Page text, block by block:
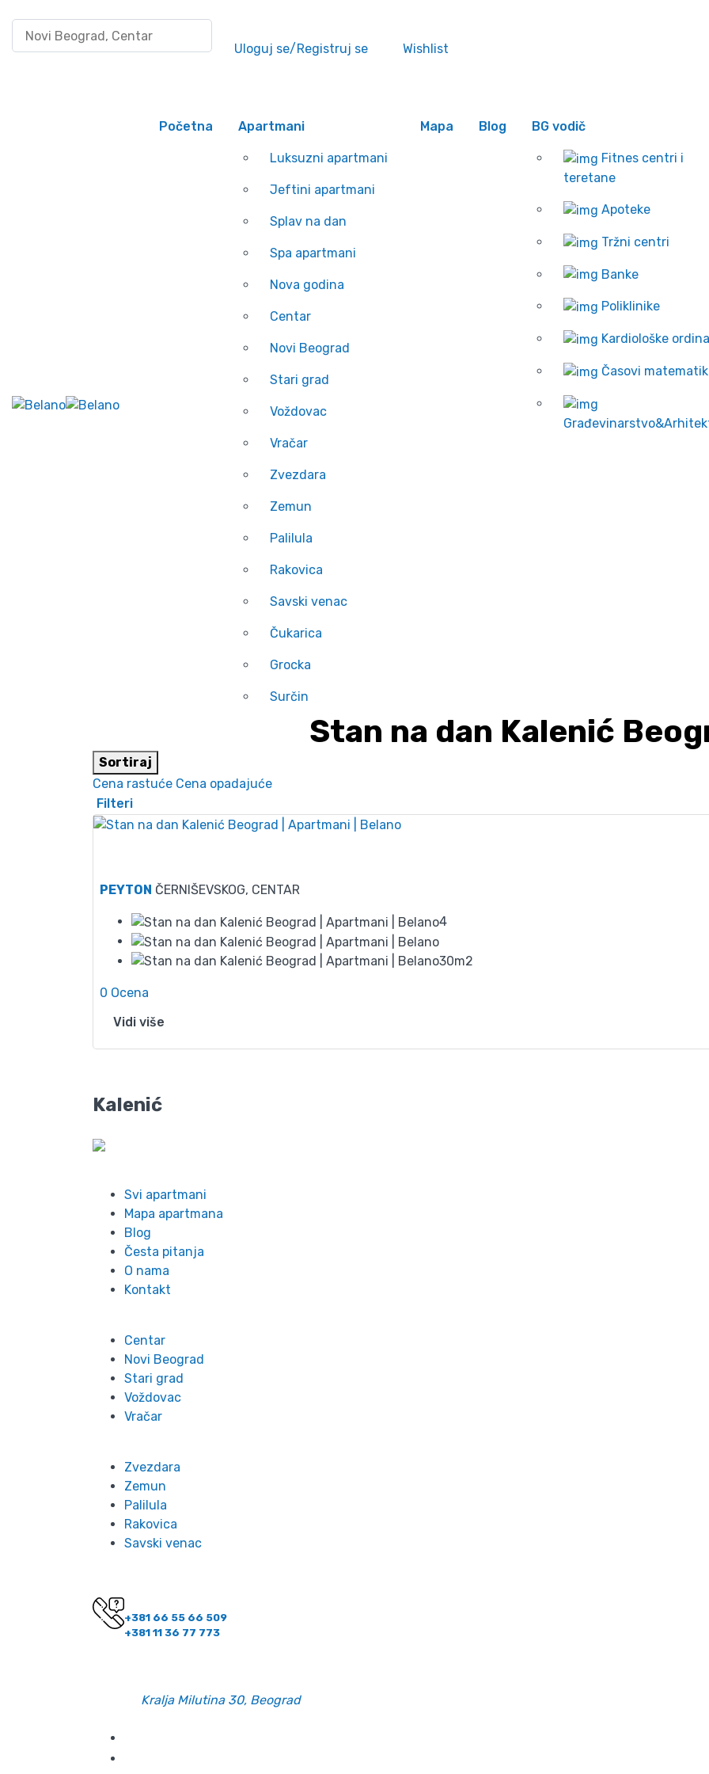
Uloguj se/Registruj se Wishlist
Početna Apartmani
Luksuzni apartmani
Jeftini apartmani
Splav na dan
Spa apartmani
Nova godina
Centar
Novi Beograd
Stari grad
Voždovac
Vračar
Zvezdara
Zemun
Palilula
Rakovica
Savski venac
Čukarica
Grocka
Surčin
Mapa Blog BG vodič
Fitnes centri i
teretane
Apoteke
Tržni centri
Banke
Poliklinike
Kardiološke
Časovi
Stan na dan Kalenić
Sortiraj
Cena rastuće Cena opadajuće
Filteri
PEYTON ČERNIŠEVSKOG, CENTAR
4
30m2
0 Ocena
Vidi više
Kalenić
Svi apartmani
Mapa apartmana
Blog
Česta pitanja
O nama
Kontakt
Centar
Novi Beograd
Stari grad
Voždovac
Vračar
Zvezdara
Zemun
Palilula
Rakovica
Savski venac
+381 66 55 66 509
+381 11 36 77 773
Kralja Milutina 30, Beograd